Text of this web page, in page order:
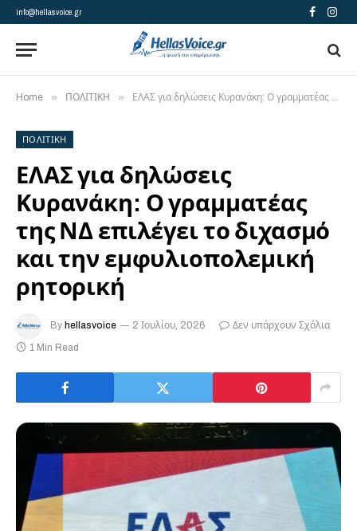
info@hellasvoice.gr Facebook
Home » ΠΟΛΙΤΙΚΗ » ΕΛΑΣ για δηλώσεις Κυρανάκη: Ο γραμματέας της ΝΔ επιλέγει το διχασμό και την εμφυλιοπολεμική ρητορική
ΠΟΛΙΤΙΚΗ
ΕΛΑΣ για δηλώσεις
Κυρανάκη: Ο γραμματέας
της ΝΔ επιλέγει το διχασμό
και την εμφυλιοπολεμική
ρητορική
By hellasvoice 2 Ιουλίου, 2026
Δεν υπάρχουν Σχόλια
1 Min Read